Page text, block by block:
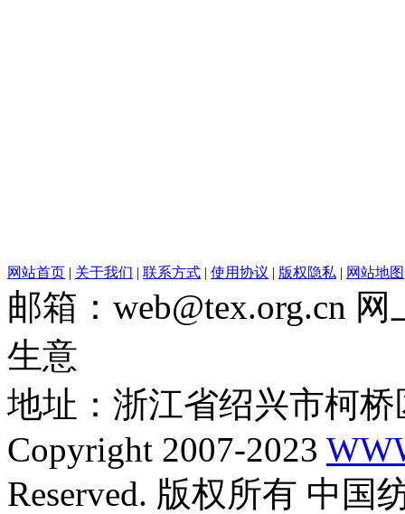
网站首页 | 关于我们 | 联系方式 | 使用协议 | 版权隐私 | 网站地图
邮箱：web@tex.org.cn
生意
地址：浙江省绍兴市柯
Copyright 2007-2023
Reserved. 版权所有 中国